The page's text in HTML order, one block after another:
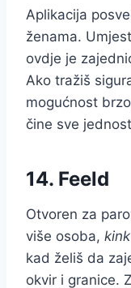
Aplikacija
ženama.
ovdje je
Ako tražiš
mogućnost
čine sve
14. Feeld
Otvoren za
više osoba, kink
kad želiš da
okvir i granice.